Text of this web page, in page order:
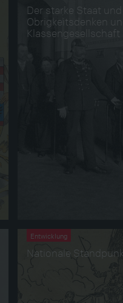
Der starke Staat
Obrigkeitsdenken
Klassengesellschaft
Entwicklung
Nationale